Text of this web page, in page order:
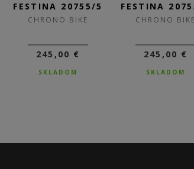
FESTINA 20755/5
CHRONO BIKE
245,00 €
SKLADOM
FESTINA
CHRONO BIKE
245,00 €
SKLADOM